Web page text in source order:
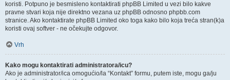
koristi. Potpuno je besmisleno kontaktirati phpBB Limited u vezi bilo kakve
pravne stvari koja nije direktno vezana uz phpBB odnosno phpbb.com
stranice. Ako kontaktirate phpBB Limited oko toga kako bilo koja treća stran(k)a
koristi ovaj softver - ne očekujte odgovor.
Vrh
Kako mogu kontaktirati administratora/icu?
Ako je administrator/ica omogućio/la “Kontakt” formu, putem iste, mogu ga/ju